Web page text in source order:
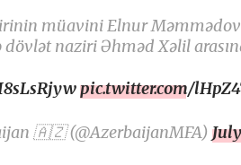
müavini Elnur Məmmədov
dövlət naziri Əhməd Xəlil
pic.twitter.com/
🇦🇿 (@AzerbaijanMFA)